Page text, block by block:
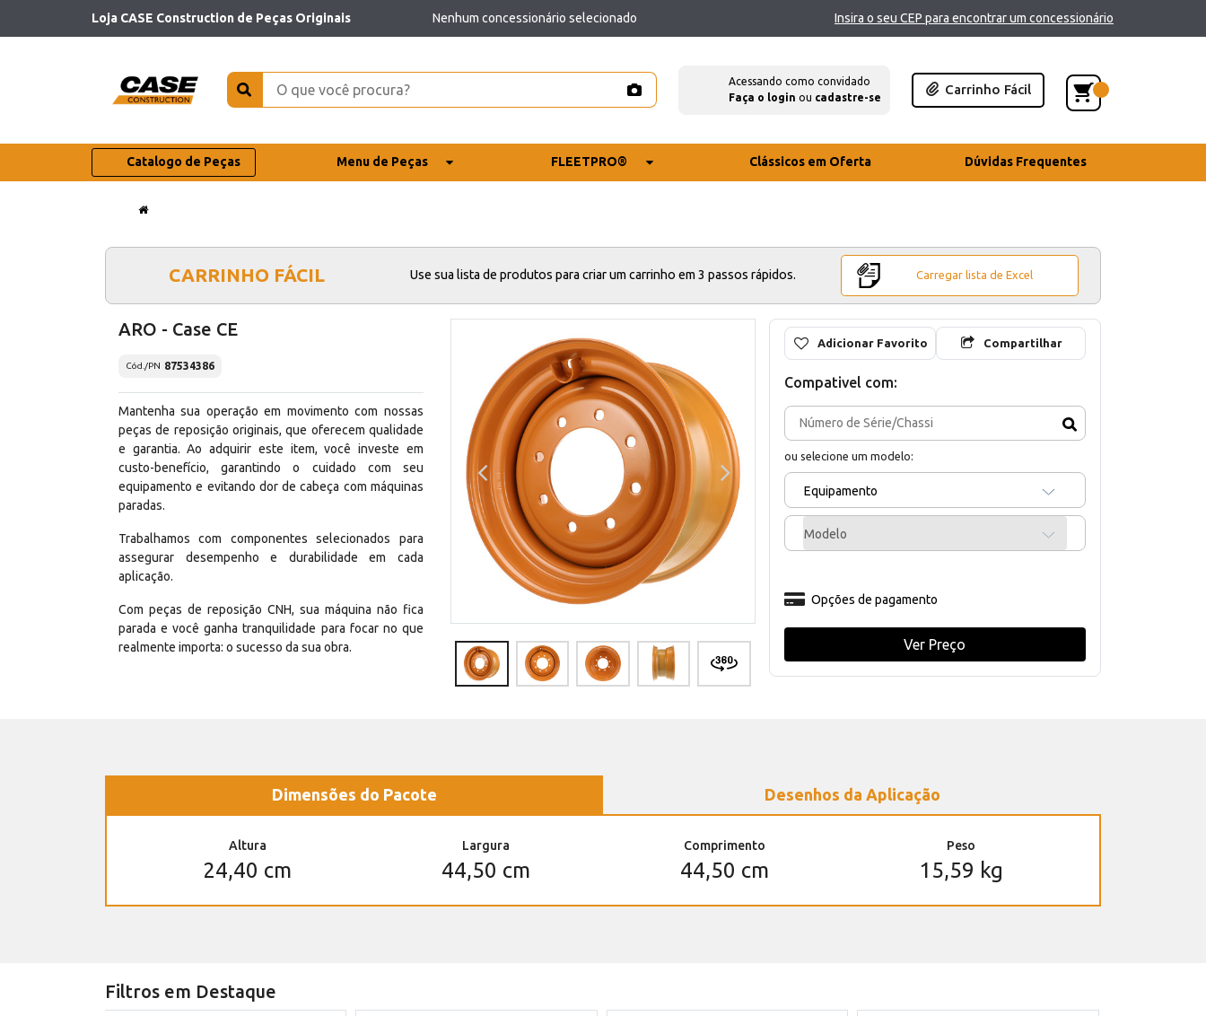
Loja CASE Construction de Peças Originais Nenhum concessionário selecionado Insira o seu CEP para encontrar um concessionário
Acessando como convidado
Faça o login ou cadastre-se
Carrinho Fácil
Catalogo de Peças Menu de Peças FLEETPRO® Clássicos em Oferta Dúvidas Frequentes
CARRINHO FÁCIL Use sua lista de produtos para criar um carrinho em 3 passos rápidos. Carregar lista de Excel
ARO - Case CE
Cód./PN 87534386
Mantenha sua operação em movimento com nossas
peças de reposição originais, que oferecem qualidade
e garantia. Ao adquirir este item, você investe em
custo-benefício, garantindo o cuidado com seu
equipamento e evitando dor de cabeça com máquinas
paradas.
Trabalhamos com componentes selecionados para
assegurar desempenho e durabilidade em cada
aplicação.
Com peças de reposição CNH, sua máquina não fica
parada e você ganha tranquilidade para focar no que
realmente importa: o sucesso da sua obra.
Adicionar Favorito Compartilhar
Compativel com:
ou selecione um modelo:
Equipamento
Modelo
Opções de pagamento
Ver Preço
Dimensões do Pacote Desenhos da Aplicação
Altura
24,40 cm
Largura
44,50 cm
Comprimento
44,50 cm
Peso
15,59 kg
Filtros em Destaque